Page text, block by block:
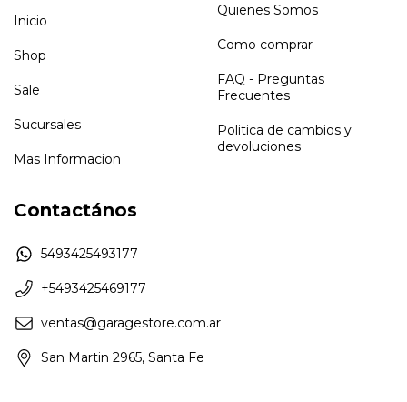
Inicio
Shop
Sale
Sucursales
Mas Informacion
Quienes Somos
Como comprar
FAQ - Preguntas
Frecuentes
Politica de cambios y
devoluciones
Contactános
5493425493177
+5493425469177
ventas@garagestore.com.ar
San Martin 2965, Santa Fe